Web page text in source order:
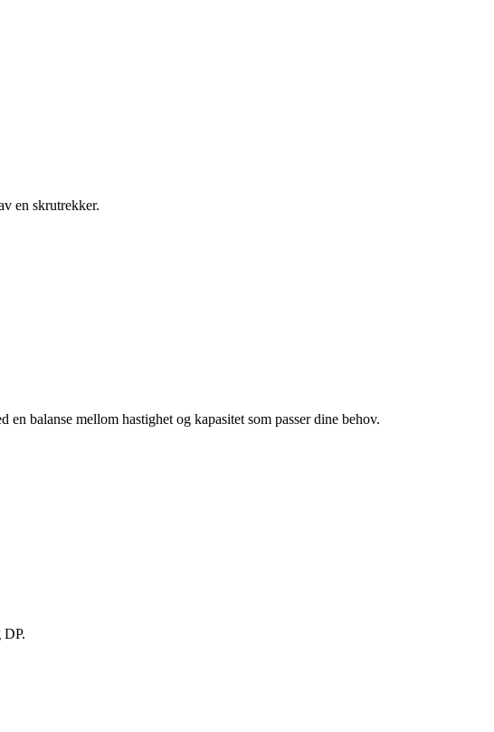
en skrutrekker.
balanse mellom hastighet og kapasitet som passer dine behov.